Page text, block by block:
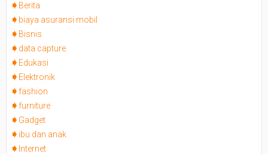
Berita
biaya asuransi mobil
Bisnis
data capture
Edukasi
Elektronik
fashion
furniture
Gadget
ibu dan anak
Internet